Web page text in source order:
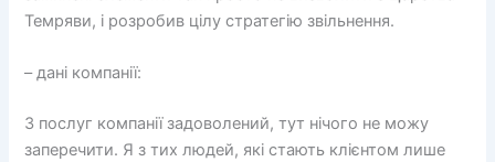
Темряви, і розробив цілу стратегію звільнення.
– дані компанії:
З послуг компанії задоволений, тут нічого не можу
заперечити. Я з тих людей, які стають клієнтом лише